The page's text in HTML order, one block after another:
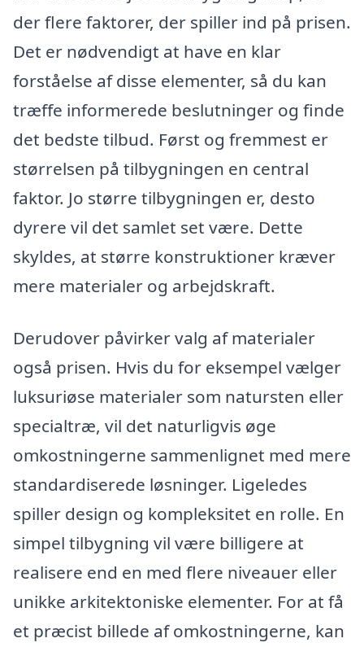
der flere faktorer, der spiller ind på prisen.
Det er nødvendigt at have en klar
forståelse af disse elementer, så du kan
træffe informerede beslutninger og finde
det bedste tilbud. Først og fremmest er
størrelsen på tilbygningen en central
faktor. Jo større tilbygningen er, desto
dyrere vil det samlet set være. Dette
skyldes, at større konstruktioner kræver
mere materialer og arbejdskraft.
Derudover påvirker valg af materialer
også prisen. Hvis du for eksempel vælger
luksuriøse materialer som natursten eller
specialtræ, vil det naturligvis øge
omkostningerne sammenlignet med mere
standardiserede løsninger. Ligeledes
spiller design og kompleksitet en rolle. En
simpel tilbygning vil være billigere at
realisere end en med flere niveauer eller
unikke arkitektoniske elementer. For at få
et præcist billede af omkostningerne, kan